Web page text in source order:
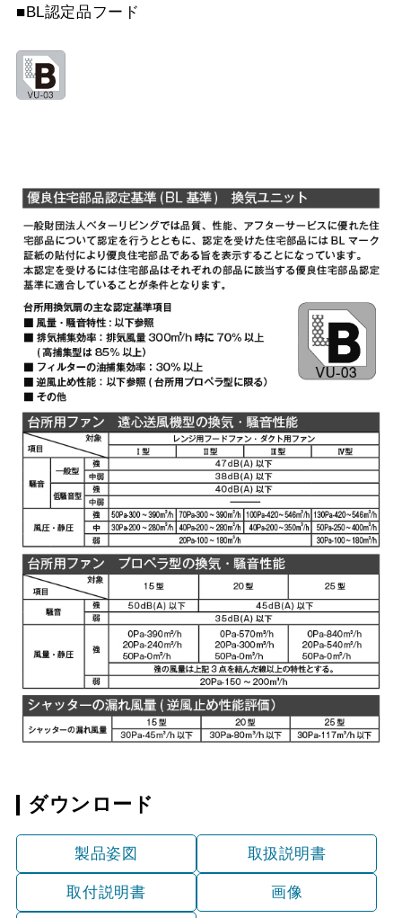
MPB-9665 SBK
YMP665-C300 BK
YMP665-C300 W
YMKP465-C350 BK ¥7,810（税抜価格 ￥
YMKP465-C350 W ¥7,810（税抜価格 ￥
YMKP465-C350 SI
YMKP465-C350
SBK
¥10,780（税抜価格 ￥
YMKP565-C350 BK ¥7,810（税抜価格 ￥
YMKP565-C350 W ¥7,810（税抜価格 ￥
YMKP565-C350 SI ¥9,570（税抜価格 ￥
YMKP565-C350
SBK
¥10,780（税抜価格 ￥
YMKP665-C350 BK ¥7,810（税抜価格 ￥
YMKP665-C350 W ¥7,810（税抜価格 ￥
YMKP665-C350 SI ¥9,570（税抜価格 ￥
■BL認定品フード
ダウンロード
製品姿図 取扱説明書
取付説明書 画像